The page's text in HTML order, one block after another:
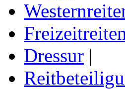
Dressur |